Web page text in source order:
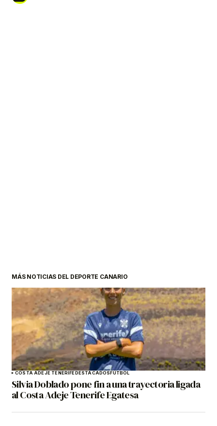
MÁS NOTICIAS DEL DEPORTE CANARIO
COSTA ADEJE TENERIFEDESTACADOSFÚTBOL
Silvia Doblado pone fin a una trayectoria ligada
al Costa Adeje Tenerife Egatesa